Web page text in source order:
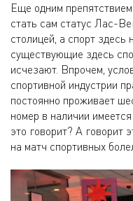
Еще одним
стать сам статус Лас-
столицей, а спорт
существующие здесь
исчезают. Впрочем,
спортивной индустрии
постоянно проживает
номер в наличии
это говорит? А говорит
на матч спортивных